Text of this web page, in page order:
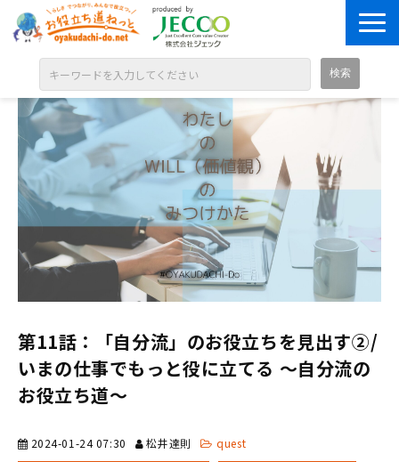
ABOUT
目的別に探す
ジャンル別に探す
シリーズ別に探す
OPEN BADGE
GALLERY
お知らせ
SOLUTION
第11話：「自分流」のお役立ちを見出す②/
いまの仕事でもっと役に立てる ～自分流の
お役立ち道～
2024-01-24 07:30 松井達則
quest